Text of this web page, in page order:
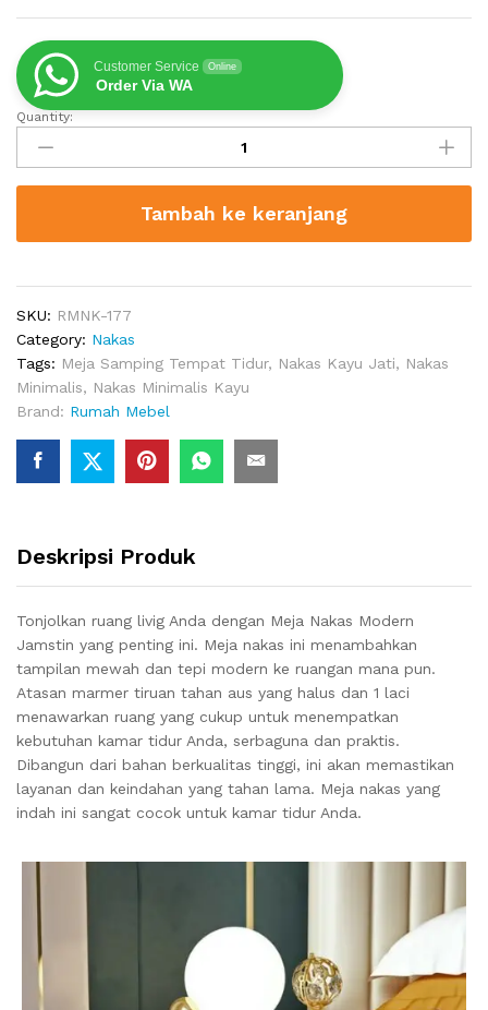
Customer Service Online
Order Via WA
Meja
Nakas
Modern
Jamstin
Quantity:
Tambah ke keranjang
SKU: RMNK-177
Category: Nakas
Tags: Meja Samping Tempat Tidur, Nakas Kayu Jati, Nakas
Minimalis, Nakas Minimalis Kayu
Brand: Rumah Mebel
Deskripsi Produk
Tonjolkan ruang livig Anda dengan Meja Nakas Modern
Jamstin yang penting ini. Meja nakas ini menambahkan
tampilan mewah dan tepi modern ke ruangan mana pun.
Atasan marmer tiruan tahan aus yang halus dan 1 laci
menawarkan ruang yang cukup untuk menempatkan
kebutuhan kamar tidur Anda, serbaguna dan praktis.
Dibangun dari bahan berkualitas tinggi, ini akan memastikan
layanan dan keindahan yang tahan lama. Meja nakas yang
indah ini sangat cocok untuk kamar tidur Anda.